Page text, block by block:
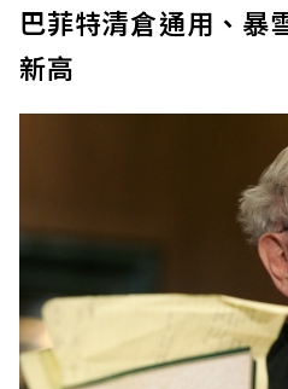
巴菲特清倉通用、暴
新高